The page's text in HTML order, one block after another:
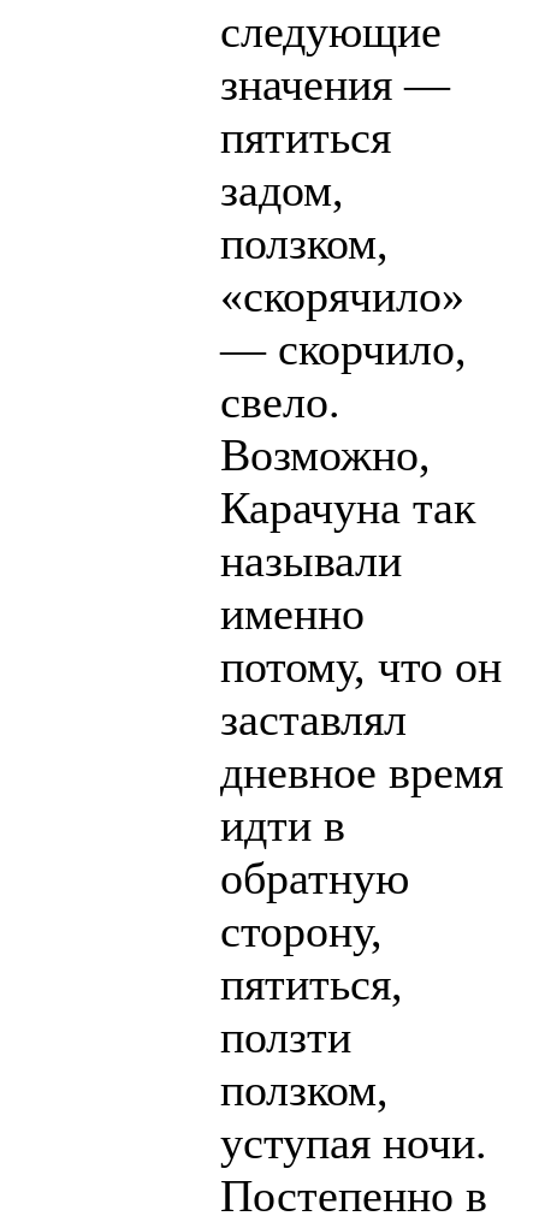
следующие
значения —
пятиться
задом,
ползком,
«скорячило»
— скорчило,
свело.
Возможно,
Карачуна так
называли
именно
потому, что он
заставлял
дневное время
идти в
обратную
сторону,
пятиться,
ползти
ползком,
уступая ночи.
Постепенно в